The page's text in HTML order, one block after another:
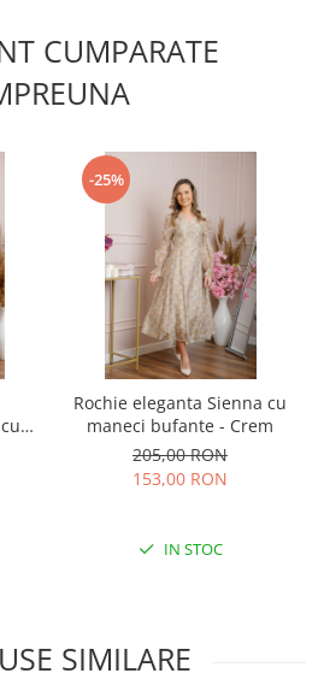
CUMPARATE
in
-25%
Rochie eleganta Sienna cu
maneci bufante - Crem
205,00 RON
153,00 RON
IN STOC
SIMILARE